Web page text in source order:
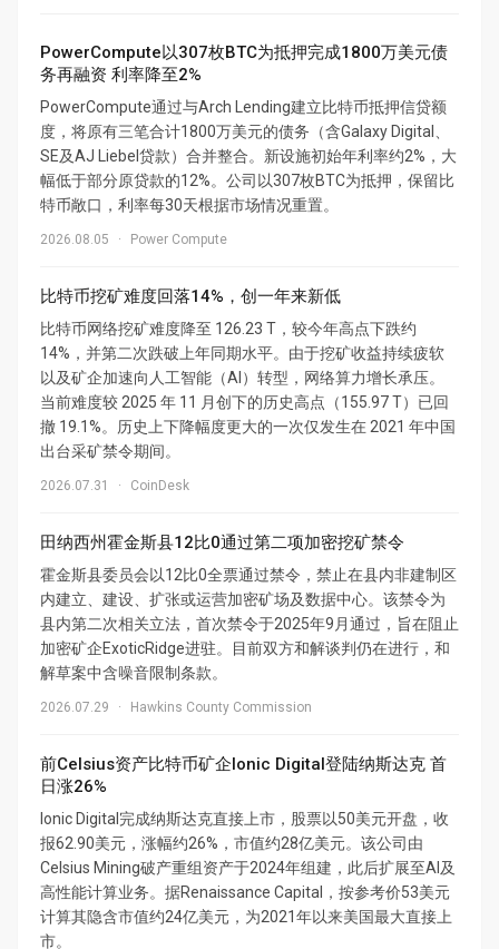
PowerCompute以307枚BTC为抵押完成1800万美元债
务再融资 利率降至2%
PowerCompute通过与Arch Lending建立比特币抵押信贷额
度，将原有三笔合计1800万美元的债务（含Galaxy Digital、
SE及AJ Liebel贷款）合并整合。新设施初始年利率约2%，大
幅低于部分原贷款的12%。公司以307枚BTC为抵押，保留比
特币敞口，利率每30天根据市场情况重置。
2026.08.05 · Power Compute
比特币挖矿难度回落14%，创一年来新低
比特币网络挖矿难度降至 126.23 T，较今年高点下跌约
14%，并第二次跌破上年同期水平。由于挖矿收益持续疲软
以及矿企加速向人工智能（AI）转型，网络算力增长承压。
当前难度较 2025 年 11 月创下的历史高点（155.97 T）已回
撤 19.1%。历史上下降幅度更大的一次仅发生在 2021 年中国
出台采矿禁令期间。
2026.07.31 · CoinDesk
田纳西州霍金斯县12比0通过第二项加密挖矿禁令
霍金斯县委员会以12比0全票通过禁令，禁止在县内非建制区
内建立、建设、扩张或运营加密矿场及数据中心。该禁令为
县内第二次相关立法，首次禁令于2025年9月通过，旨在阻止
加密矿企ExoticRidge进驻。目前双方和解谈判仍在进行，和
解草案中含噪音限制条款。
2026.07.29 · Hawkins County Commission
前Celsius资产比特币矿企Ionic Digital登陆纳斯达克 首
日涨26%
Ionic Digital完成纳斯达克直接上市，股票以50美元开盘，收
报62.90美元，涨幅约26%，市值约28亿美元。该公司由
Celsius Mining破产重组资产于2024年组建，此后扩展至AI及
高性能计算业务。据Renaissance Capital，按参考价53美元
计算其隐含市值约24亿美元，为2021年以来美国最大直接上
市。